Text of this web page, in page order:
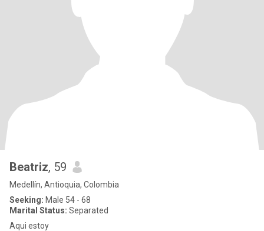
Beatriz, 59
Medellín, Antioquia, Colombia
Seeking: Male 54 - 68
Marital Status: Separated
Aqui estoy